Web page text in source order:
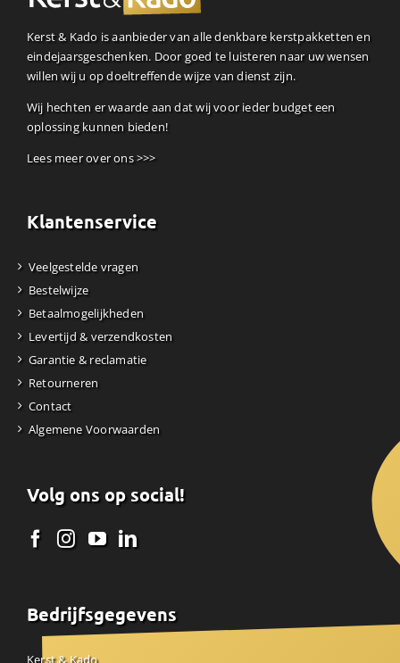
Kerst & Kado is aanbieder van alle denkbare kerstpakketten en
eindejaarsgeschenken. Door goed te luisteren naar uw wensen
willen wij u op doeltreffende wijze van dienst zijn.
Wij hechten er waarde aan dat wij voor ieder budget een
oplossing kunnen bieden!
Lees meer over ons >>>
Klantenservice
Veelgestelde vragen
Bestelwijze
Betaalmogelijkheden
Levertijd & verzendkosten
Garantie & reclamatie
Retourneren
Contact
Algemene Voorwaarden
Volg ons op social!
Bedrijfsgegevens
Kerst & Kado